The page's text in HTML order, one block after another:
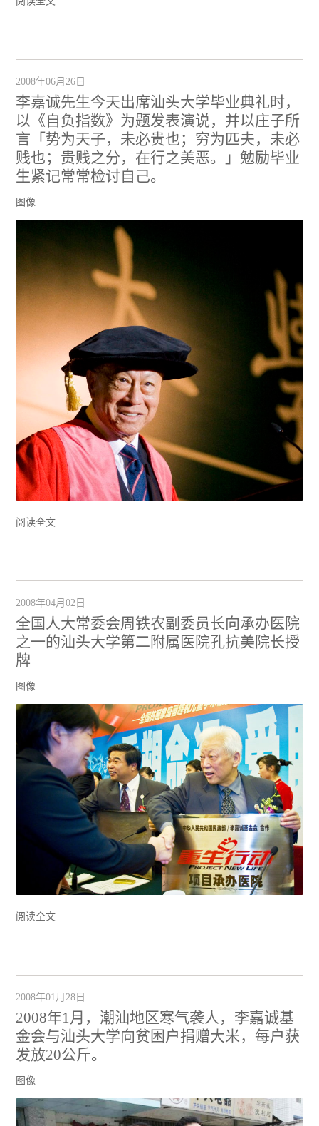
2008年06月26日
李嘉诚先生今天出席汕头大学毕业典礼时，
以《自负指数》为题发表演说，并以庄子所
言「势为天子，未必贵也；穷为匹夫，未必
贱也；贵贱之分，在行之美恶。」勉励毕业
生紧记常常检讨自己。
图像
阅读全文
2008年04月02日
全国人大常委会周铁农副委员长向承办医院
之一的汕头大学第二附属医院孔抗美院长授
牌
图像
阅读全文
2008年01月28日
2008年1月，潮汕地区寒气袭人，李嘉诚基
金会与汕头大学向贫困户捐赠大米，每户获
发放20公斤。
图像